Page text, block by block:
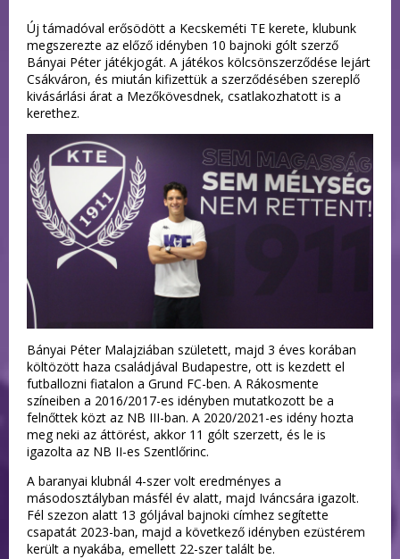
Új támadóval erősödött a Kecskeméti TE kerete, klubunk
megszerezte az előző idényben 10 bajnoki gólt szerző
Bányai Péter játékjogát. A játékos kölcsönszerződése lejárt
Csákváron, és miután kifizettük a szerződésében szereplő
kivásárlási árat a Mezőkövesdnek, csatlakozhatott is a
kerethez.
Bányai Péter Malajziában született, majd 3 éves korában
költözött haza családjával Budapestre, ott is kezdett el
futballozni fiatalon a Grund FC-ben. A Rákosmente
színeiben a 2016/2017-es idényben mutatkozott be a
felnőttek közt az NB III-ban. A 2020/2021-es idény hozta
meg neki az áttörést, akkor 11 gólt szerzett, és le is
igazolta az NB II-es Szentlőrinc.
A baranyai klubnál 4-szer volt eredményes a
másodosztályban másfél év alatt, majd Iváncsára igazolt.
Fél szezon alatt 13 góljával bajnoki címhez segítette
csapatát 2023-ban, majd a következő idényben ezüstérem
került a nyakába, emellett 22-szer talált be.